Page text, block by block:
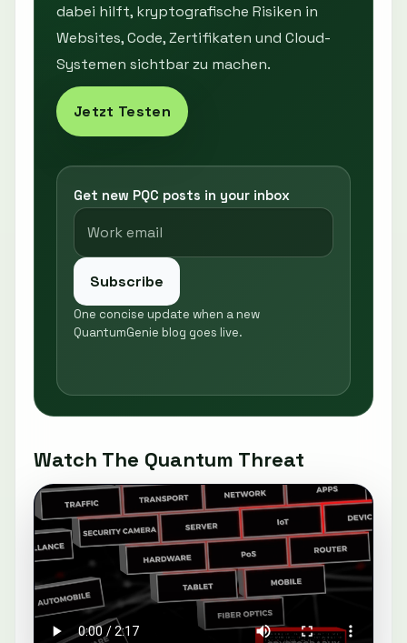
dabei hilft, kryptografische Risiken in
Websites, Code, Zertifikaten und Cloud-
Systemen sichtbar zu machen.
Jetzt Testen
Get new PQC posts in your inbox
Subscribe
One concise update when a new
QuantumGenie blog goes live.
Watch The Quantum Threat